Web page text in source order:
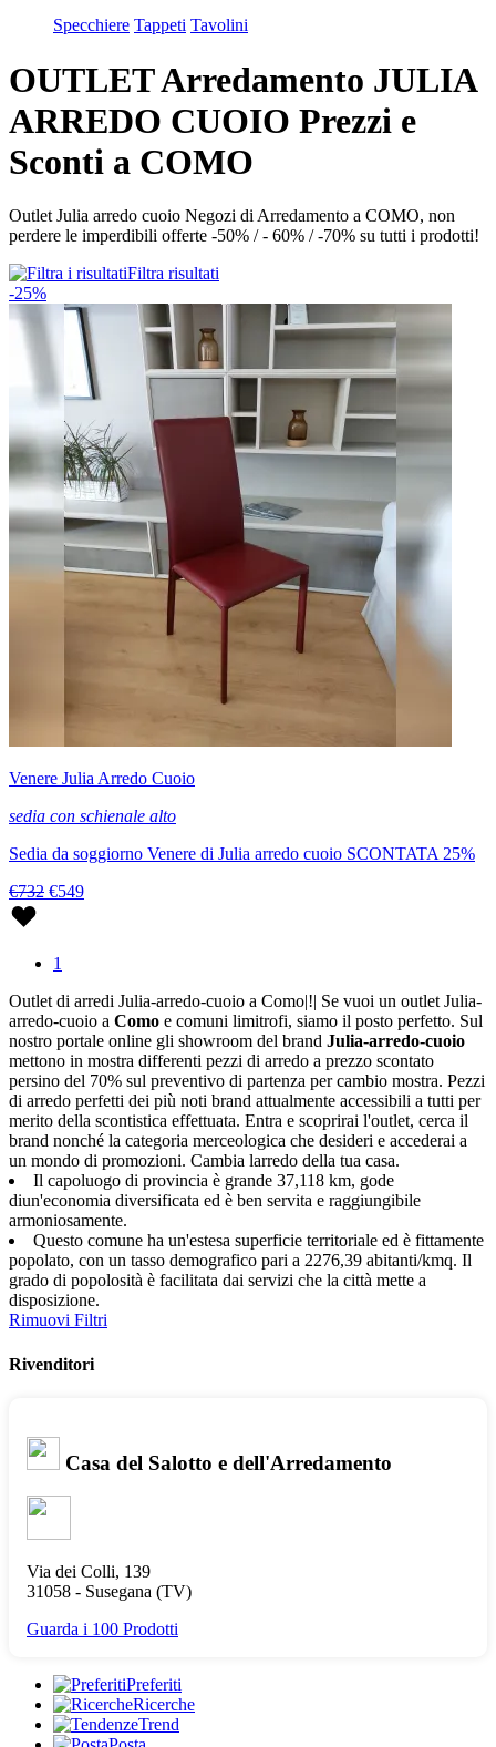
Specchiere Tappeti Tavolini
OUTLET Arredamento JULIA
ARREDO CUOIO Prezzi e
Sconti a COMO
Outlet Julia arredo cuoio Negozi di Arredamento a COMO, non
perdere le imperdibili offerte -50% / - 60% / -70% su tutti i prodotti!
Filtra risultati
-25%
Venere Julia Arredo Cuoio
sedia con schienale alto
Sedia da soggiorno Venere di Julia arredo cuoio SCONTATA 25%
€732 €549
1
Outlet di arredi Julia-arredo-cuoio a Como|!| Se vuoi un outlet Julia-
arredo-cuoio a Como e comuni limitrofi, siamo il posto perfetto. Sul
nostro portale online gli showroom del brand Julia-arredo-cuoio
mettono in mostra differenti pezzi di arredo a prezzo scontato
persino del 70% sul preventivo di partenza per cambio mostra. Pezzi
di arredo perfetti dei più noti brand attualmente accessibili a tutti per
merito della scontistica effettuata. Entra e scoprirai l'outlet, cerca il
brand nonché la categoria merceologica che desideri e accederai a
un mondo di promozioni. Cambia larredo della tua casa.
Il capoluogo di provincia è grande 37,118 km, gode
diun'economia diversificata ed è ben servita e raggiungibile
armoniosamente.
Questo comune ha un'estesa superficie territoriale ed è fittamente
popolato, con un tasso demografico pari a 2276,39 abitanti/kmq. Il
grado di popolosità è facilitata dai servizi che la città mette a
disposizione.
Rimuovi Filtri
Rivenditori
Casa del Salotto e dell'Arredamento
Via dei Colli, 139
31058 - Susegana (TV)
Guarda i 100 Prodotti
Preferiti
Ricerche
Trend